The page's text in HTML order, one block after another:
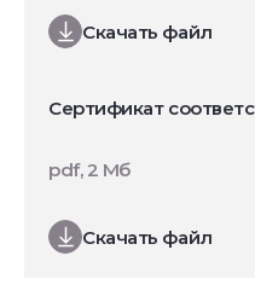
Скачать файл
Сертификат
Скачать файл
pdf, 2 Мб